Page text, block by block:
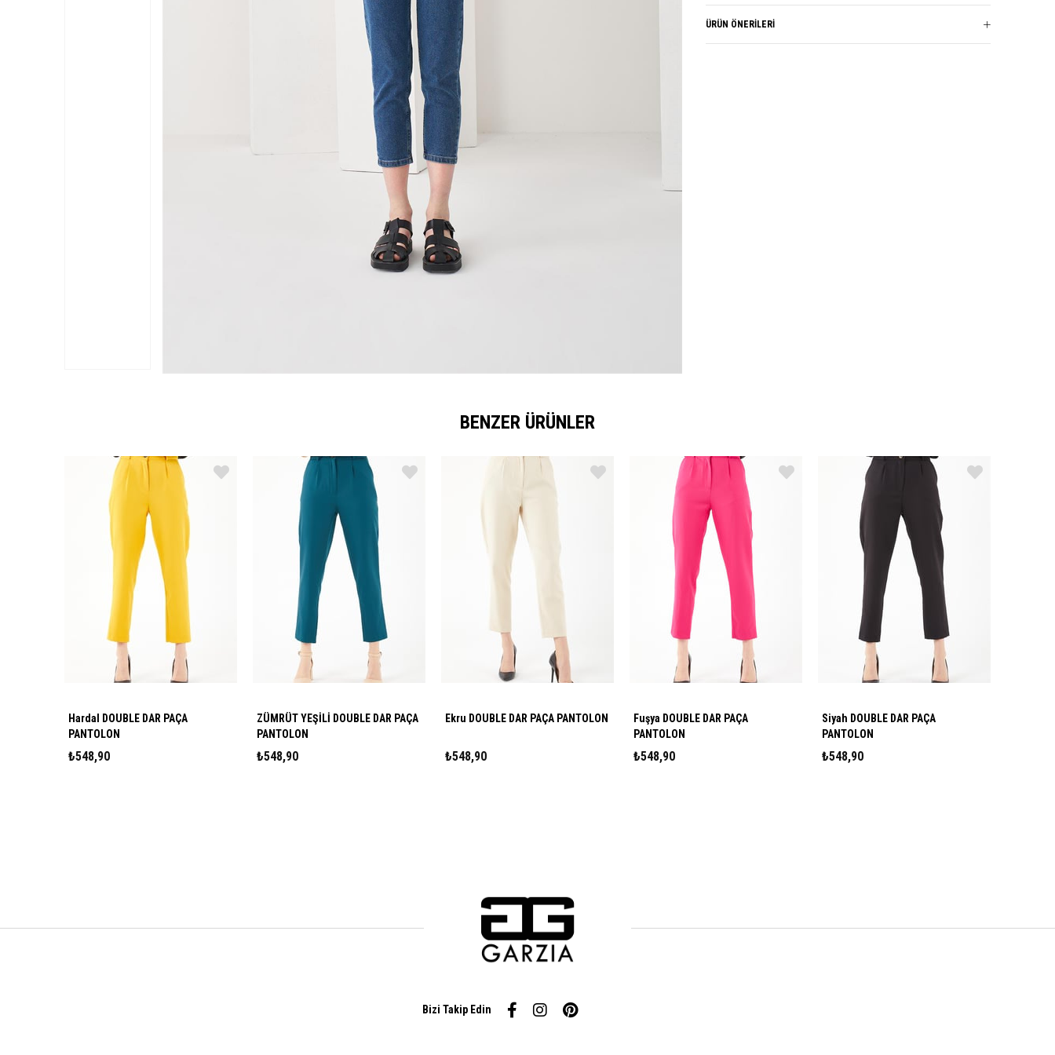
ÜRÜN ÖNERILERI
BENZER ÜRÜNLER
Hardal DOUBLE DAR PAÇA
PANTOLON
₺548,90
ZÜMRÜT YEŞİLİ DOUBLE DAR PAÇA
PANTOLON
₺548,90
Ekru DOUBLE DAR PAÇA PANTOLON
₺548,90
Fuşya DOUBLE DAR PAÇA
PANTOLON
₺548,90
Siyah DOUBLE DAR PAÇA
PANTOLON
₺548,90
Bizi Takip Edin